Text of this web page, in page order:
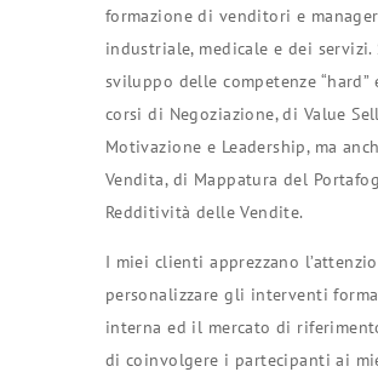
formazione di venditori e
industriale, medicale e dei
sviluppo delle competenze “hard”
corsi di Negoziazione, di Value
Motivazione e Leadership, ma
Vendita, di Mappatura del
Redditività delle Vendite.
I miei clienti apprezzano
personalizzare gli interventi
interna ed il mercato di
di coinvolgere i partecipanti ai